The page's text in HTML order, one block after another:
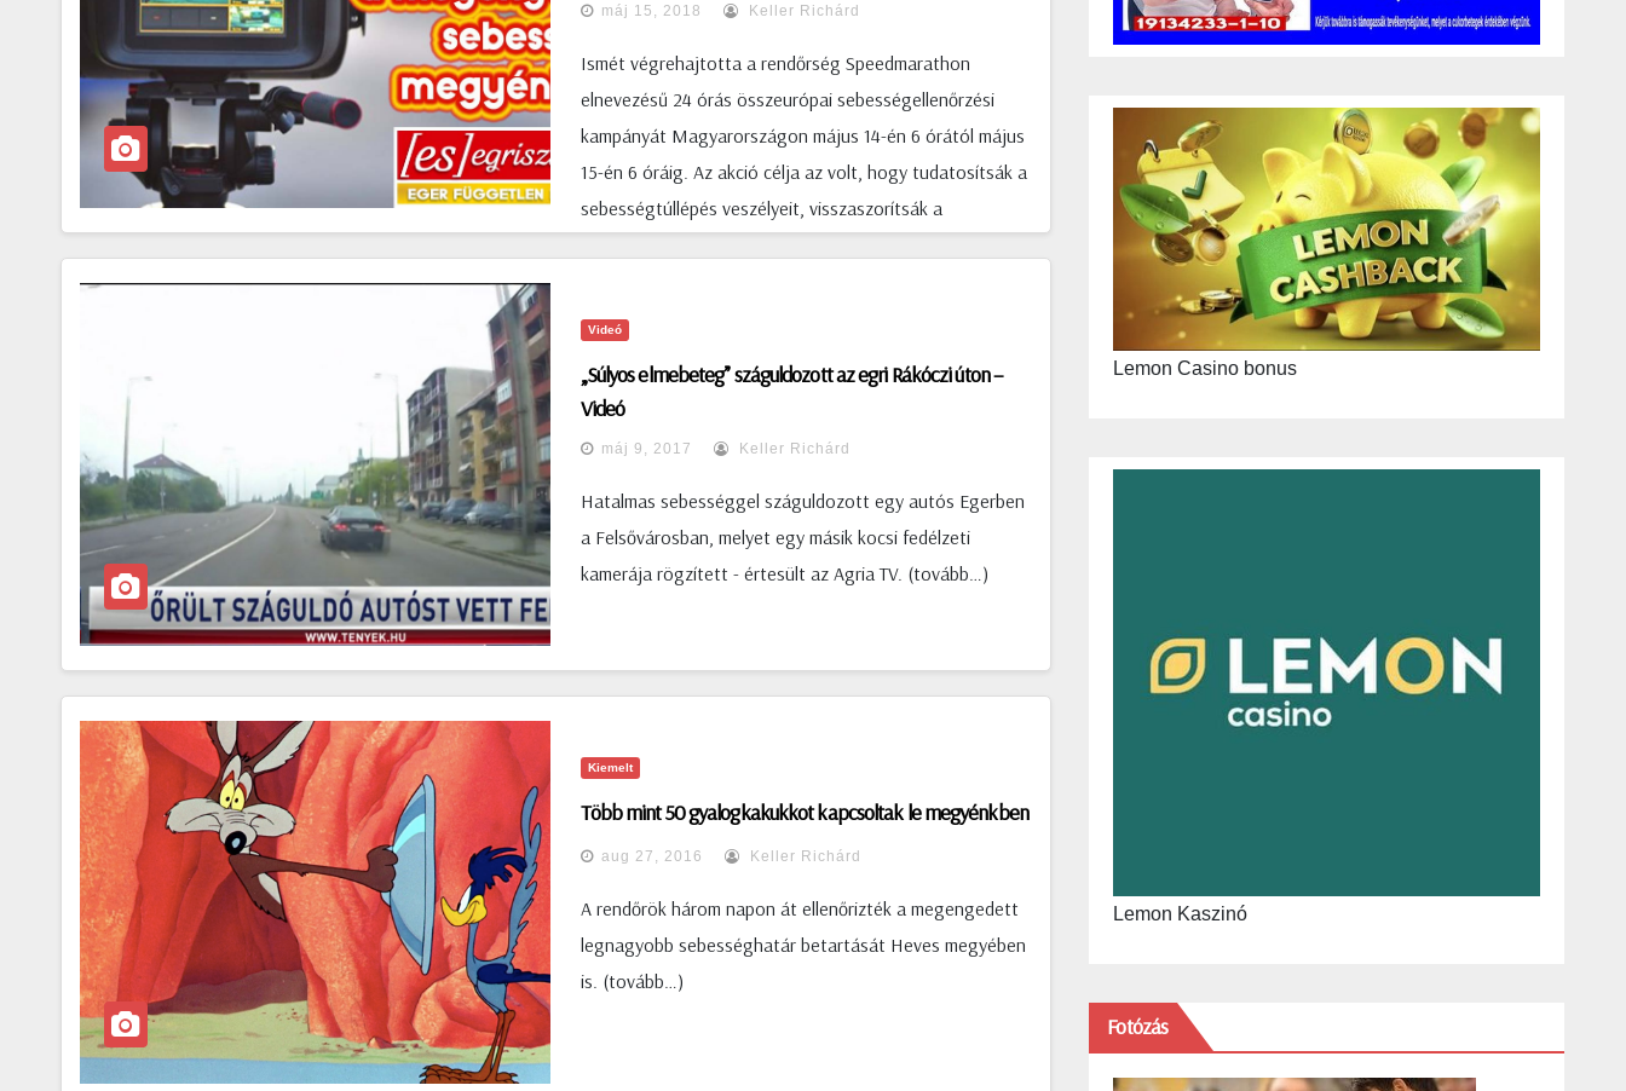
máj 15, 2018 Keller Richárd
Ismét végrehajtotta a rendőrség Speedmarathon
elnevezésű 24 órás összeurópai sebességellenőrzési
kampányát Magyarországon május 14-én 6 órától május
15-én 6 óráig. Az akció célja az volt, hogy tudatosítsák a
sebességtúllépés veszélyeit, visszaszorítsák a
megyei rendőrök is figyelembe vették az ellenőrzési
elemző munka eredményeit és a helyi sajátosságokat.
Gyöngyösön várták az akció végrehajtása iránt
érdeklődő állampolgárokat. A rendőrök a megyében a
huszonnégy óra alatt 44 helyszínen mértek, melynek
során az 5584 ellenőrzött járműből összesen 122
közlekedőket, hogy minden esetben tartsák be a
Videó
„Súlyos elmebeteg” száguldozott az egri Rákóczi úton –
Videó
máj 9, 2017 Keller Richárd
Hatalmas sebességgel száguldozott egy autós Egerben
a Felsővárosban, melyet egy másik kocsi fedélzeti
kamerája rögzített - értesült az Agria TV. (tovább…)
Kiemelt
Több mint 50 gyalogkakukkot kapcsoltak le megyénkben
aug 27, 2016 Keller Richárd
A rendőrök három napon át ellenőrizték a megengedett
legnagyobb sebességhatár betartását Heves megyében
is. (tovább…)
Lemon Casino bonus
Lemon Kaszinó
Fotózás